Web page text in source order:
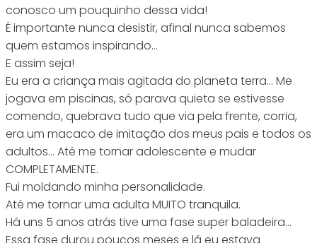
conosco um pouquinho dessa vida!
É importante nunca desistir, afinal nunca sabemos
quem estamos inspirando…
E assim seja!
Eu era a criança mais agitada do planeta terra… Me
jogava em piscinas, só parava quieta se estivesse
comendo, quebrava tudo que via pela frente, corria,
era um macaco de imitação dos meus pais e todos os
adultos… Até me tornar adolescente e mudar
COMPLETAMENTE.
Fui moldando minha personalidade.
Até me tornar uma adulta MUITO tranquila.
Há uns 5 anos atrás tive uma fase super baladeira…